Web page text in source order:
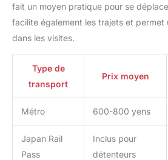
fait un moyen pratique pour se
facilite également les trajets et
dans les visites.
Type de
transport
Prix moyen
Métro 600-800 yens
Japan Rail
Pass
Inclus pour
détenteurs